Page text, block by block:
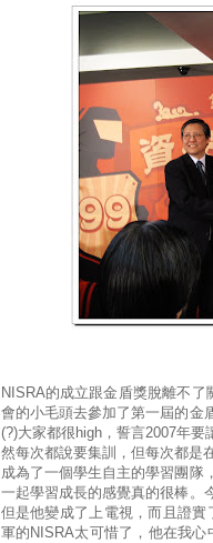
NISRA的成立跟金盾獎脫離不
會的小毛頭去參加了第一屆的金
(?)大家都很high，誓言2007年
然每次都說要集訓，但每次都是
成為了一個學生自主的學習團隊
一起學習成長的感覺真的很棒。
但是他變成了上電視，而且證
軍的NISRA太可惜了，他在我